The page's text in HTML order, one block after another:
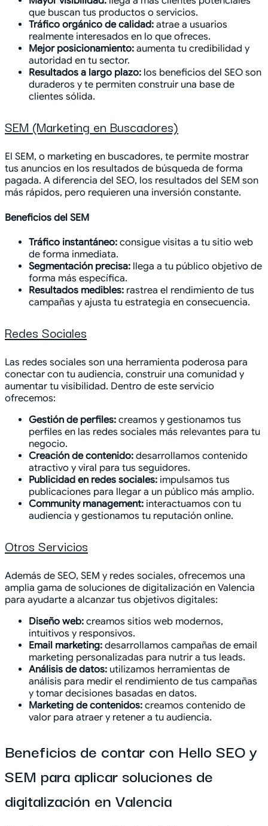
que buscan tus productos o servicios.
Tráfico orgánico de calidad: atrae a usuarios
realmente interesados en lo que ofreces.
Mejor posicionamiento: aumenta tu credibilidad y
autoridad en tu sector.
Resultados a largo plazo: los beneficios del SEO son
duraderos y te permiten construir una base de
clientes sólida.
SEM (Marketing en Buscadores)
El SEM, o marketing en buscadores, te permite mostrar
tus anuncios en los resultados de búsqueda de forma
pagada. A diferencia del SEO, los resultados del SEM son
más rápidos, pero requieren una inversión constante.
Beneficios del SEM
Tráfico instantáneo: consigue visitas a tu sitio web
de forma inmediata.
Segmentación precisa: llega a tu público objetivo de
forma más específica.
Resultados medibles: rastrea el rendimiento de tus
campañas y ajusta tu estrategia en consecuencia.
Redes Sociales
Las redes sociales son una herramienta poderosa para
conectar con tu audiencia, construir una comunidad y
aumentar tu visibilidad. Dentro de este servicio
ofrecemos:
Gestión de perfiles: creamos y gestionamos tus
perfiles en las redes sociales más relevantes para tu
negocio.
Creación de contenido: desarrollamos contenido
atractivo y viral para tus seguidores.
Publicidad en redes sociales: impulsamos tus
publicaciones para llegar a un público más amplio.
Community management: interactuamos con tu
audiencia y gestionamos tu reputación online.
Otros Servicios
Además de SEO, SEM y redes sociales, ofrecemos una
amplia gama de soluciones de digitalización en Valencia
para ayudarte a alcanzar tus objetivos digitales:
Diseño web: creamos sitios web modernos,
intuitivos y responsivos.
Email marketing: desarrollamos campañas de email
marketing personalizadas para nutrir a tus leads.
Análisis de datos: utilizamos herramientas de
análisis para medir el rendimiento de tus campañas
y tomar decisiones basadas en datos.
Marketing de contenidos: creamos contenido de
valor para atraer y retener a tu audiencia.
Beneficios de contar con Hello SEO y
SEM para aplicar soluciones de
digitalización en Valencia